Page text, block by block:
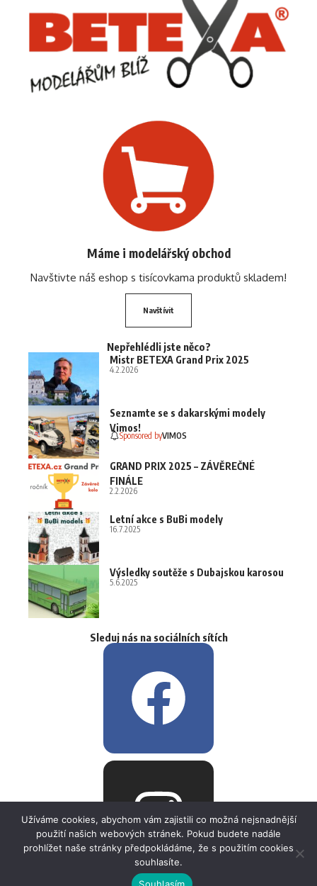
Máme i modelářský obchod
Navštivte náš eshop s tisícovkama produktů skladem!
Navštívit
Nepřehlédli jste něco?
Mistr BETEXA Grand Prix 2025
4.2.2026
Seznamte se s dakarskými modely
Vimos!
Sponsored byVIMOS
GRAND PRIX 2025 – ZÁVĚREČNÉ
FINÁLE
2.2.2026
Letní akce s BuBi modely
16.7.2025
Výsledky soutěže s Dubajskou karosou
5.6.2025
Sleduj nás na sociálních sítích
Užíváme cookies, abychom vám zajistili co možná nejsnadnější
použití našich webových stránek. Pokud budete nadále
prohlížet naše stránky předpokládáme, že s použitím cookies
souhlasíte.
Souhlasím